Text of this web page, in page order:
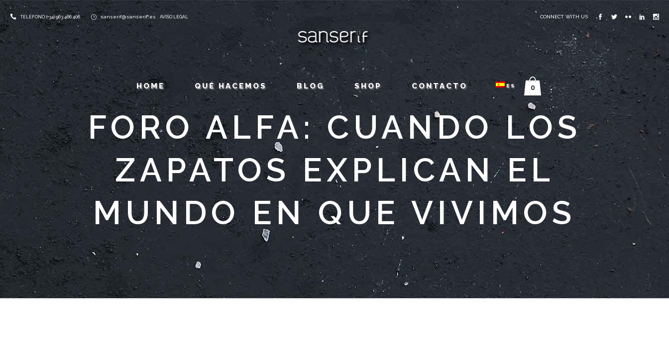
TELÉFONO: (+34) 963 466 406 sanserif@sanserif.es AVISO LEGAL CONNECT WITH US
HOME QUÉ HACEMOS BLOG SHOP CONTACTO ES 0
FORO ALFA: CUANDO LOS
ZAPATOS EXPLICAN EL
MUNDO EN QUE VIVIMOS